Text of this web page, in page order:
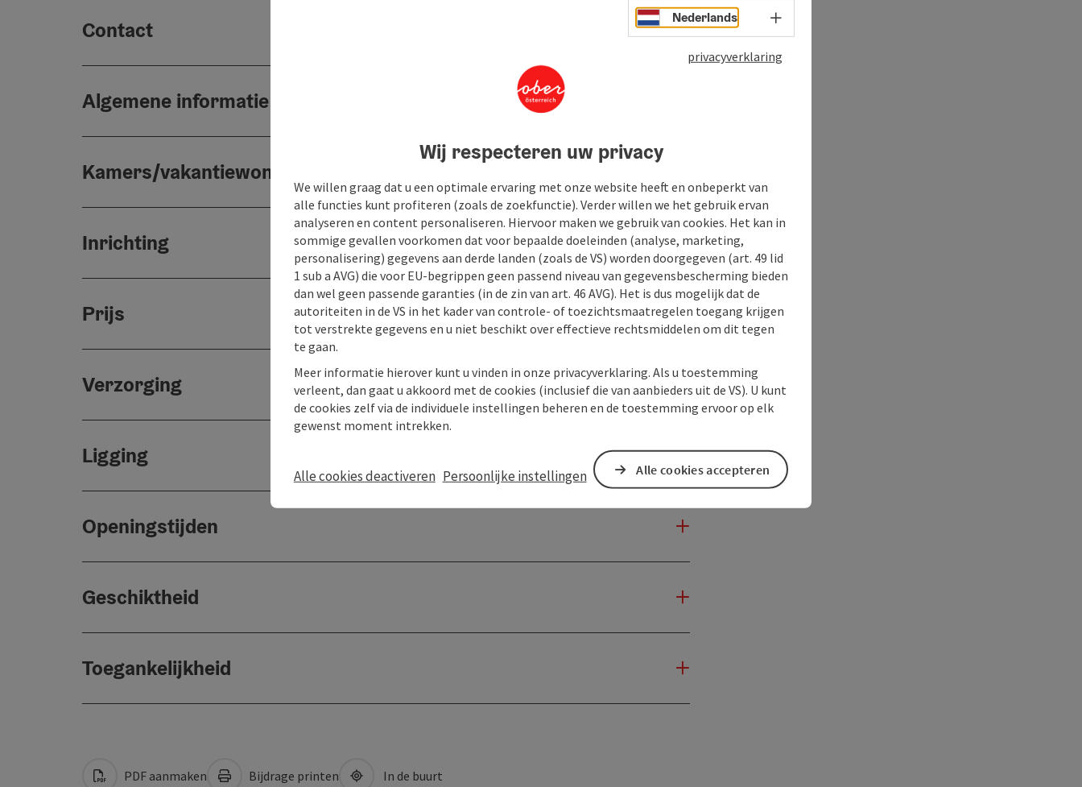
Contact
Algemene informatie
Kamers/vakantiewoningen
Inrichting
Prijs
Verzorging
Ligging
Openingstijden
Geschiktheid
Toegankelijkheid
PDF aanmaken Bijdrage printen In de buurt
Nederlands Taalkeuze - menu openen
privacyverklaring
Wij respecteren uw privacy
We willen graag dat u een optimale ervaring met onze website heeft en onbeperkt van
alle functies kunt profiteren (zoals de zoekfunctie). Verder willen we het gebruik ervan
analyseren en content personaliseren. Hiervoor maken we gebruik van cookies. Het kan in
sommige gevallen voorkomen dat voor bepaalde doeleinden (analyse, marketing,
personalisering) gegevens aan derde landen (zoals de VS) worden doorgegeven (art. 49 lid
1 sub a AVG) die voor EU-begrippen geen passend niveau van gegevensbescherming bieden
dan wel geen passende garanties (in de zin van art. 46 AVG). Het is dus mogelijk dat de
autoriteiten in de VS in het kader van controle- of toezichtsmaatregelen toegang krijgen
tot verstrekte gegevens en u niet beschikt over effectieve rechtsmiddelen om dit tegen
te gaan.
Meer informatie hierover kunt u vinden in onze privacyverklaring. Als u toestemming
verleent, dan gaat u akkoord met de cookies (inclusief die van aanbieders uit de VS). U kunt
de cookies zelf via de individuele instellingen beheren en de toestemming ervoor op elk
gewenst moment intrekken.
Alle cookies deactiveren Persoonlijke instellingen Alle cookies accepteren